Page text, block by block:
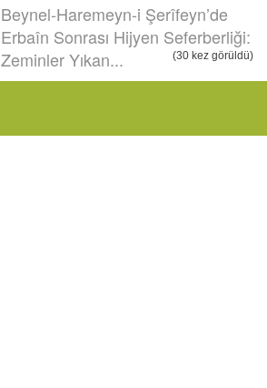
Beynel-Haremeyn-i Şerîfeyn’de
Erbaîn Sonrası Hijyen Seferberliği:
Zeminler Yıkan...
(30 kez görüldü)